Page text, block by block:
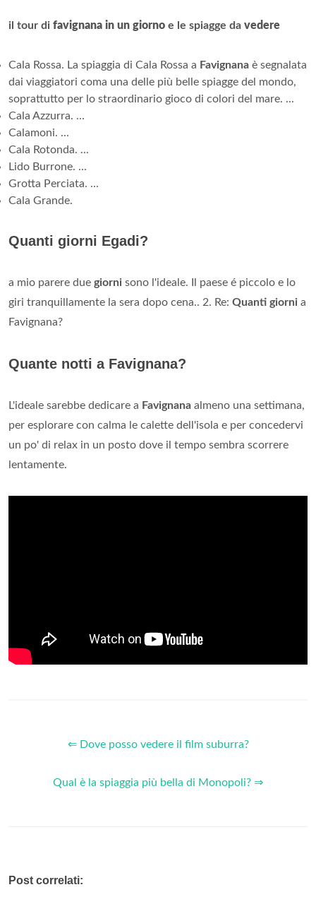
il tour di favignana in un giorno e le spiagge da vedere
Cala Rossa. La spiaggia di Cala Rossa a Favignana è segnalata
dai viaggiatori coma una delle più belle spiagge del mondo,
soprattutto per lo straordinario gioco di colori del mare. ...
Cala Azzurra. ...
Calamoni. ...
Cala Rotonda. ...
Lido Burrone. ...
Grotta Perciata. ...
Cala Grande.
Quanti giorni Egadi?
a mio parere due giorni sono l'ideale. Il paese é piccolo e lo
giri tranquillamente la sera dopo cena.. 2. Re: Quanti giorni a
Favignana?
Quante notti a Favignana?
L'ideale sarebbe dedicare a Favignana almeno una settimana,
per esplorare con calma le calette dell'isola e per concedervi
un po' di relax in un posto dove il tempo sembra scorrere
lentamente.
⇐ Dove posso vedere il film suburra?
Qual è la spiaggia più bella di Monopoli? ⇒
Post correlati: